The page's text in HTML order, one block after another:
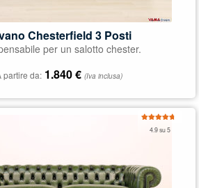
Chesterfield 3 Posti
per un salotto chester.
partire da: 1.840€ (Iva inclusa)
4.9 su 5